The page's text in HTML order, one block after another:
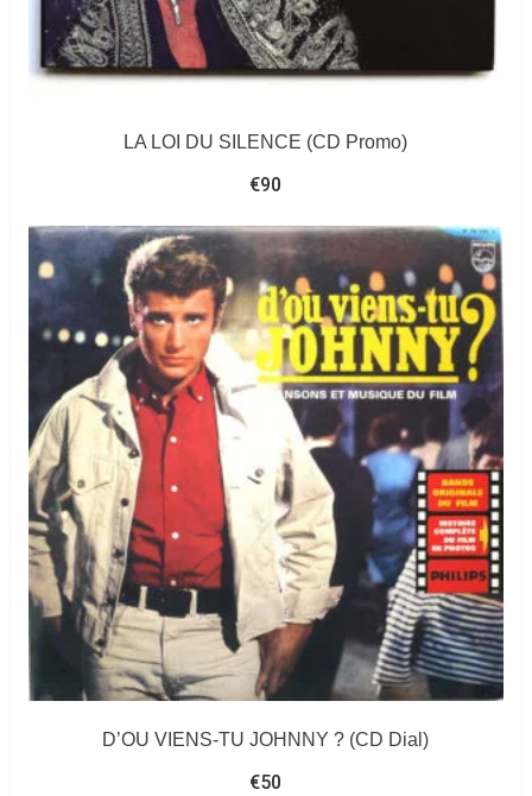
LA LOI DU SILENCE (CD Promo)
€90
D’OU VIENS-TU JOHNNY ? (CD Dial)
€50